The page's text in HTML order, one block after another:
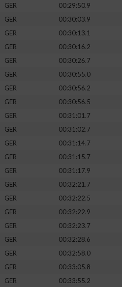
GER
00:29:50.9
GER
00:30:03.9
GER 00:30:13.1
GER
00:30:16.2
GER
00:30:26.7
GER
00:30:55.0
GER
00:30:56.2
GER 00:30:56.5
GER
00:31:01.7
GER
00:31:02.7
GER
00:31:14.7
GER
00:31:15.7
GER 00:31:17.9
GER
00:32:21.7
GER
00:32:22.5
GER
00:32:22.9
GER
00:32:23.7
GER 00:32:28.6
GER
00:32:58.0
GER
00:33:05.8
GER
00:33:55.2